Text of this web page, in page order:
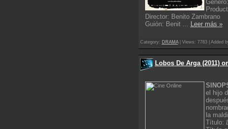
Director: Benito Zambrano
Guión: Benit ... Leer más »
Category: DRAMA| Views: 7783 | Added
Lobos De Arga (2011)
el hijo
la
Título: